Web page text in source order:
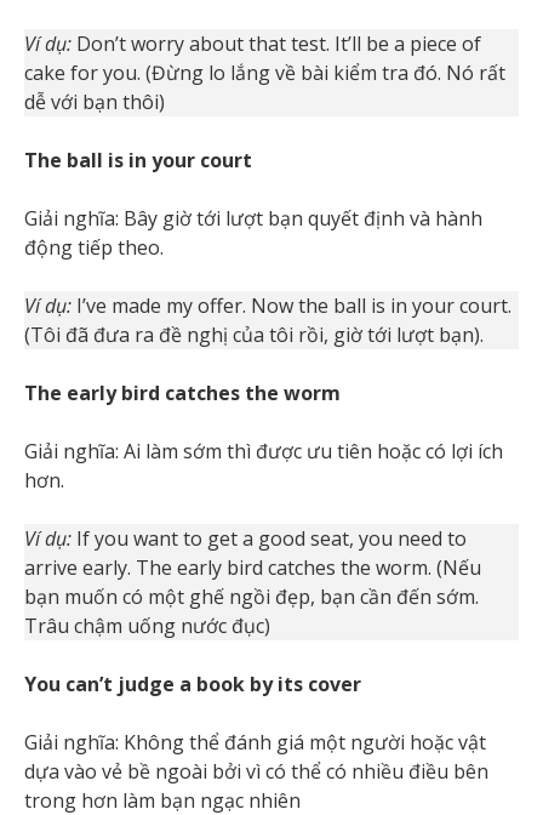
Ví dụ: Don’t worry about that test. It’ll be a piece of
cake for you. (Đừng lo lắng về bài kiểm tra đó. Nó rất
dễ với bạn thôi)
The ball is in your court
Giải nghĩa: Bây giờ tới lượt bạn quyết định và hành
động tiếp theo.
Ví dụ: I’ve made my offer. Now the ball is in your court.
(Tôi đã đưa ra đề nghị của tôi rồi, giờ tới lượt bạn).
The early bird catches the worm
Giải nghĩa: Ai làm sớm thì được ưu tiên hoặc có lợi ích
hơn.
Ví dụ: If you want to get a good seat, you need to
arrive early. The early bird catches the worm. (Nếu
bạn muốn có một ghế ngồi đẹp, bạn cần đến sớm.
Trâu chậm uống nước đục)
You can’t judge a book by its cover
Giải nghĩa: Không thể đánh giá một người hoặc vật
dựa vào vẻ bề ngoài bởi vì có thể có nhiều điều bên
trong hơn làm bạn ngạc nhiên